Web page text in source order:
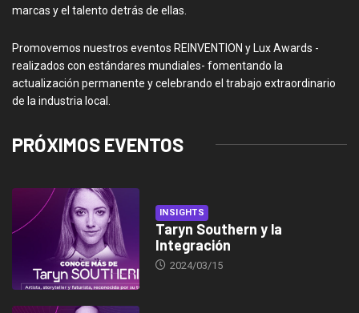
marcas y el talento detrás de ellas.
Promovemos nuestros eventos REINVENTION y Lux Awards -
realizados con estándares mundiales- fomentando la
actualización permanente y celebrando el trabajo extraordinario
de la industria local.
PRÓXIMOS EVENTOS
INSIGHTS
Taryn Southern y la
Integración
2024/03/15